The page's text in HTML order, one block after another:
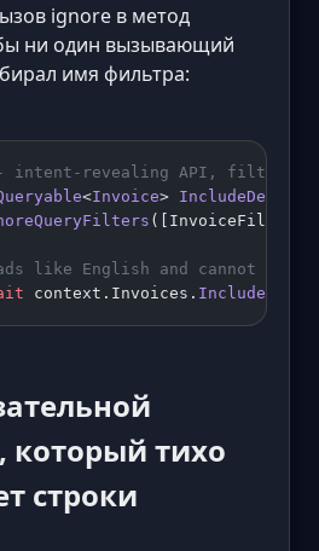
ignore в метод
ни один вызывающий
имя фильтра:
intent-revealing API, filter
<Invoice> IncludeDeleted
like English and cannot leak
context.Invoices.
который тихо
строки